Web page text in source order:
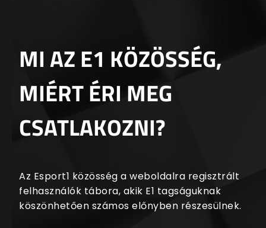
MI AZ E1 KÖZÖSSÉG,
MIÉRT ÉRI MEG
CSATLAKOZNI?
Az Esport1 közösség a weboldalra regisztrált
felhasználók tábora, akik E1 tagságuknak
köszönhetően számos előnyben részesülnek.